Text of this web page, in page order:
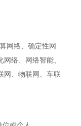
网络、确定性网
络、网络智能、
网、物联网、车联